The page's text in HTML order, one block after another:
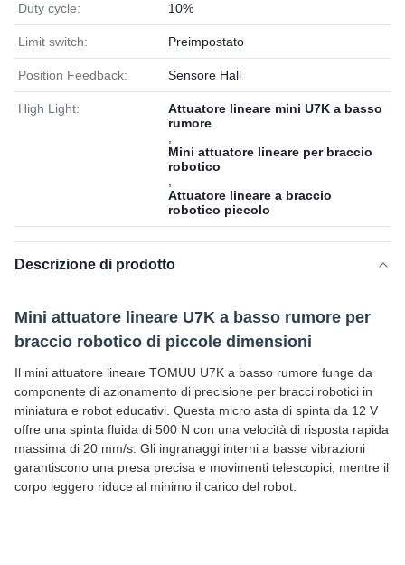
Duty cycle: 10%
Limit switch: Preimpostato
Position Feedback: Sensore Hall
High Light:
Attuatore lineare mini U7K a basso
rumore
Mini attuatore lineare per braccio
robotico
Attuatore lineare a braccio
robotico piccolo
Descrizione di prodotto
Mini attuatore lineare U7K a basso rumore per
braccio robotico di piccole dimensioni
Il mini attuatore lineare TOMUU U7K a basso rumore funge da
componente di azionamento di precisione per bracci robotici in
miniatura e robot educativi. Questa micro asta di spinta da 12 V
offre una spinta fluida di 500 N con una velocità di risposta rapida
massima di 20 mm/s. Gli ingranaggi interni a basse vibrazioni
garantiscono una presa precisa e movimenti telescopici, mentre il
corpo leggero riduce al minimo il carico del robot.